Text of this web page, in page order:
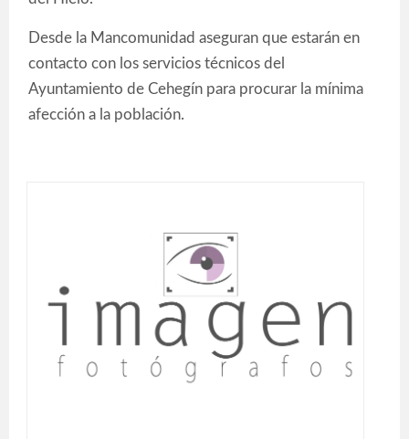
Desde la Mancomunidad aseguran que estarán en
contacto con los servicios técnicos del
Ayuntamiento de Cehegín para procurar la mínima
afección a la población.